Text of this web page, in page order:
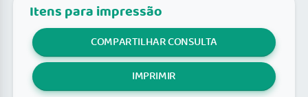
Itens para impressão
COMPARTILHAR CONSULTA
IMPRIMIR